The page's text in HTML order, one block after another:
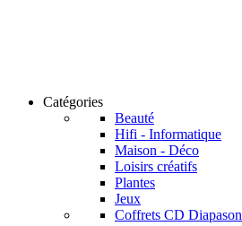
Catégories
Beauté
Hifi - Informatique
Maison - Déco
Loisirs créatifs
Plantes
Jeux
Coffrets CD Diapason